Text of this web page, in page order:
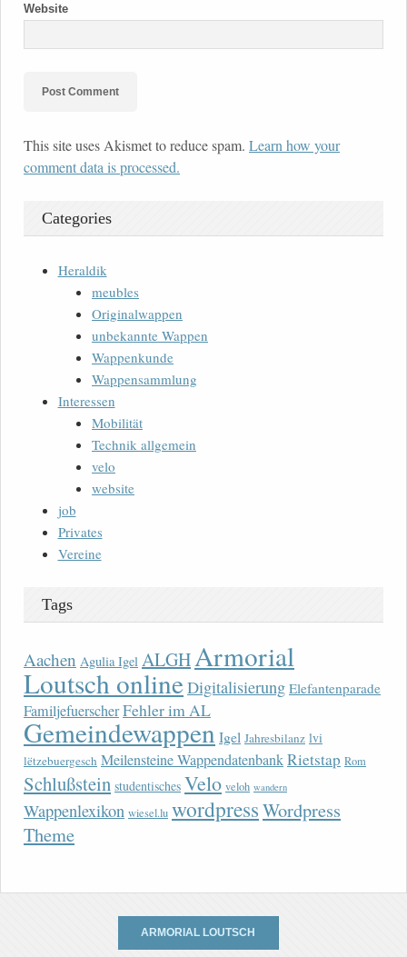
Website
This site uses Akismet to reduce spam. Learn how your
comment data is processed.
Categories
Heraldik
meubles
Originalwappen
unbekannte Wappen
Wappenkunde
Wappensammlung
Interessen
Mobilität
Technik allgemein
velo
website
job
Privates
Vereine
Tags
Aachen Agulia Igel ALGH Armorial
Loutsch onlineDigitalisierung Elefantenparade
FamiljefuerscherFehler im AL
Gemeindewappen Igel Jahresbilanz lvi
lëtzebuergesch Meilensteine WappendatenbankRietstap Rom
Schlußstein studentisches Velo veloh wandern
Wappenlexikon wiesel.lu wordpressWordpress
Theme
ARMORIAL LOUTSCH